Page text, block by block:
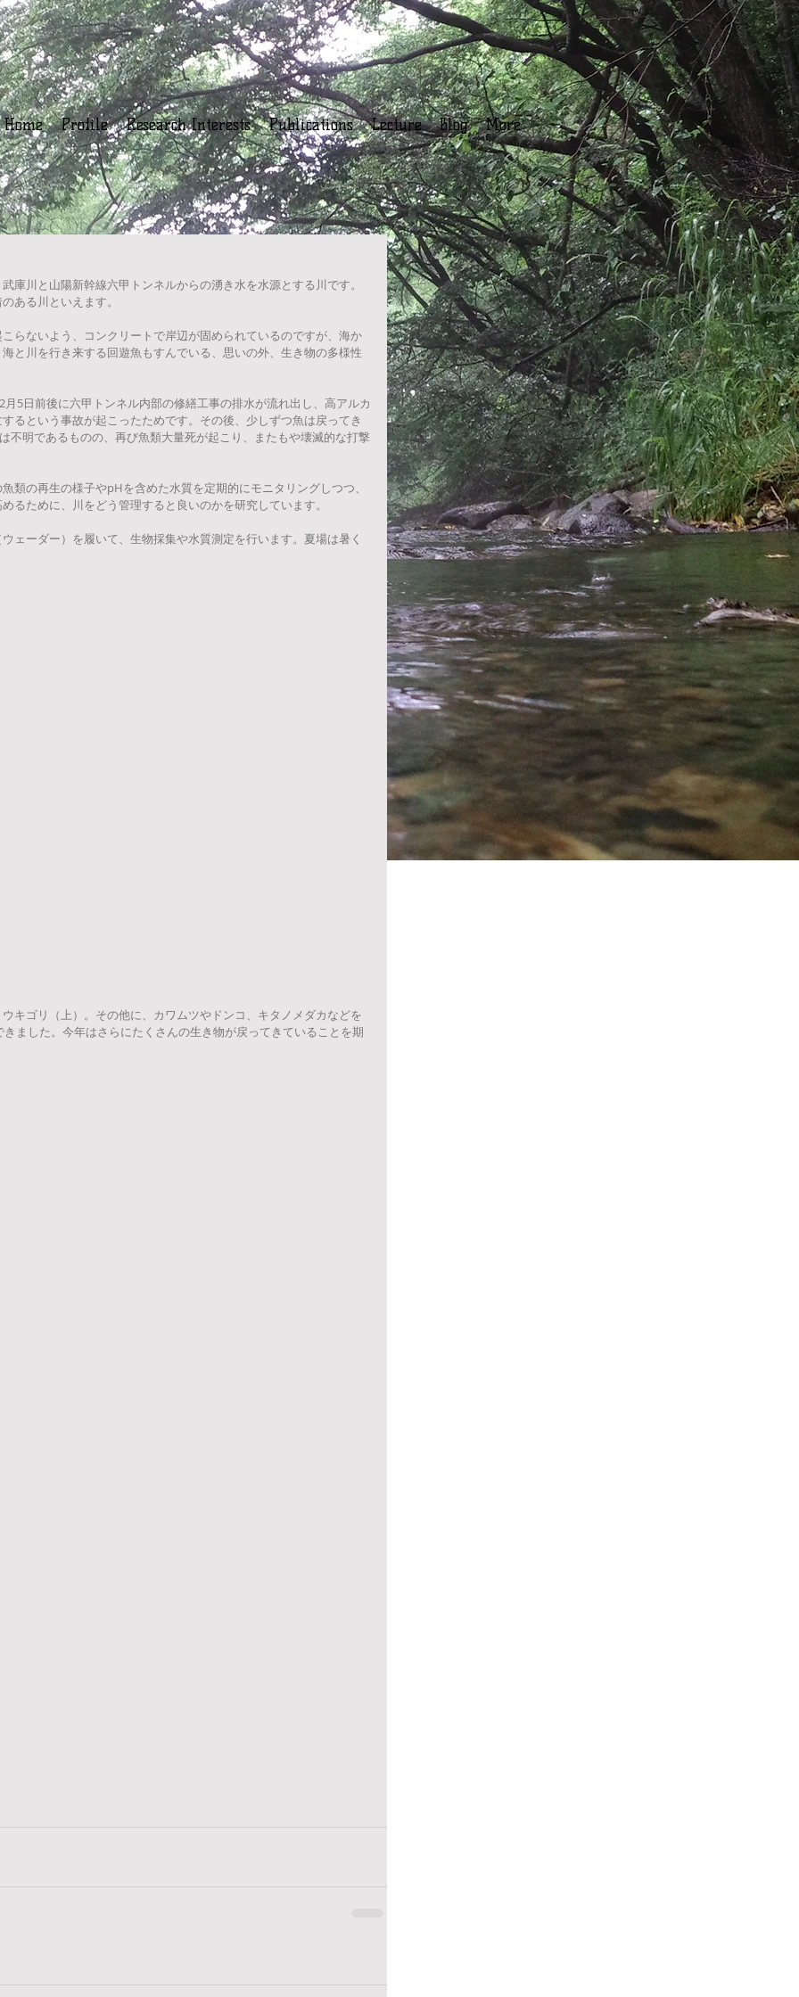
Home Profile Research Interests Publications Lecture Blog More
庫川と山陽新幹線六甲トンネルからの湧き水を水源とする川です。
ある川といえます。
らないよう、コンクリートで岸辺が固められているのですが、海か
と川を行き来する回遊魚もすんでいる、思いの外、生き物の多様性
5日前後に六甲トンネル内部の修繕工事の排水が流れ出し、高アルカ
るという事故が起こったためです。その後、少しずつ魚は戻ってき
不明であるものの、再び魚類大量死が起こり、またもや壊滅的な打撃
類の再生の様子やpHを含めた水質を定期的にモニタリングしつつ、
るために、川をどう管理すると良いのかを研究しています。
ェーダー）を履いて、生物採集や水質測定を行います。夏場は暑く
キゴリ（上）。その他に、カワムツやドンコ、キタノメダカなどを
ました。今年はさらにたくさんの生き物が戻ってきていることを期